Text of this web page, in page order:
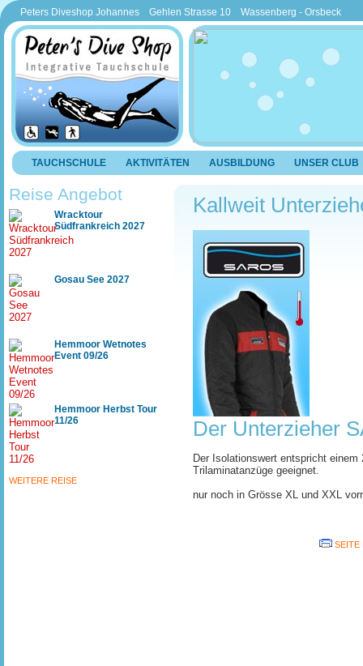
Peters Diveshop Johannes Gehlen Strasse 10 Wassenberg - Orsbeck
TAUCHSCHULE AKTIVITÄTEN AUSBILDUNG UNSER CLUB
Reise Angebot
Wracktour
Südfrankreich 2027
Gosau See 2027
Hemmoor Wetnotes
Event 09/26
Hemmoor Herbst Tour
11/26
WEITERE REISE
Kallweit
Der Unterzieher
Der Isolationswert entspricht
Trilaminatanzüge geeignet.
nur noch in Grösse XL und XXL
SEITE